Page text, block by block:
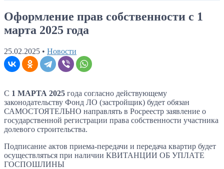
Оформление прав собственности с 1
марта 2025 года
25.02.2025 • Новости
C 1 МАРТА 2025 года согласно действующему
законодательству Фонд ЛО (застройщик) будет обязан
САМОСТОЯТЕЛЬНО направлять в Росреестр заявление о
государственной регистрации права собственности участника
долевого строительства.
Подписание актов приема-передачи и передача квартир будет
осуществляться при наличии КВИТАНЦИИ ОБ УПЛАТЕ
ГОСПОШЛИНЫ